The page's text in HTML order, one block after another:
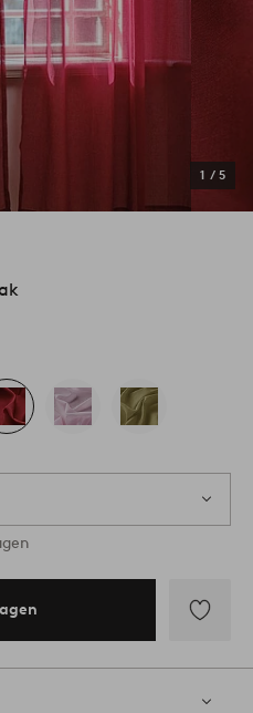
1 / 5
aan